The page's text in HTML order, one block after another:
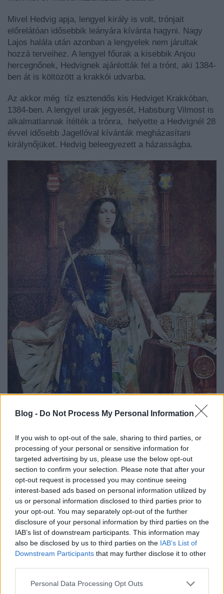
Blog - Do Not Process My Personal Information
If you wish to opt-out of the sale, sharing to third parties, or
processing of your personal or sensitive information for
targeted advertising by us, please use the below opt-out
section to confirm your selection. Please note that after your
opt-out request is processed you may continue seeing
interest-based ads based on personal information utilized by
us or personal information disclosed to third parties prior to
your opt-out. You may separately opt-out of the further
disclosure of your personal information by third parties on the
IAB’s list of downstream participants. This information may
also be disclosed by us to third parties on the IAB’s List of
Downstream Participants that may further disclose it to other
Please note that this website/app uses one or more Google
Personal Data Processing Opt Outs
Mivel Hedvig apja, lengyel király is volt, trónjait
előrelátóan idősebbik leányára kívánta hagyni. Nagy
Lajos halála után azonban a lengyelek nem járultak
hozzá terveihez. A lengyel főurak a kisebbik Anjou
hercegnőnek, Hedvignek ajánlották fel a trónt, aki 1384-
ben át is költözött a krakkói udvarba.
Az akkor még tíz esztendős kis Hedviget Krakkóban,
1384-ben. A lengyel urak jegyesét, Habsburg Vilmost is
alkalmatlannak ítélték a trónra, helyette a Hedvignél 28
évvel idősebb Jagellóval kívánták megházasítani
királynőjüket. Hedvig beleegyezett a házasságba.
Így lett Hedvig a litván nép keresztény hitre térítésének
apostola.
A királynő ifjú kora miatt az uralkodói jogkörök döntő
részben a II. Ulászló néven trónra emelt Jagellóra
–, Hedvig mégis részt vállalt Lengyelország